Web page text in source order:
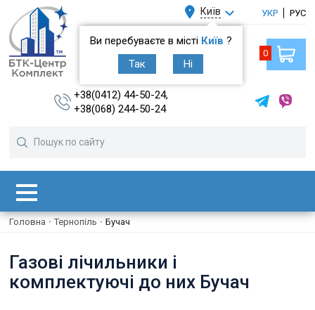
Київ
Ви перебуваєте в місті Київ ?
Так
Ні
УКР РУС
+38(0412) 44-50-24,
+38(068) 244-50-24
0
Головна · Тернопіль · Бучач
Газові лічильники і
комплектуючі до них Бучач